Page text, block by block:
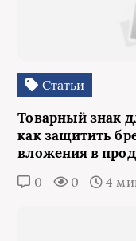
Статьи
Товарный знак
как защитить
вложения в
0 0 4